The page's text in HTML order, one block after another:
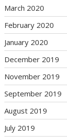
March 2020
February 2020
January 2020
December 2019
November 2019
September 2019
August 2019
July 2019